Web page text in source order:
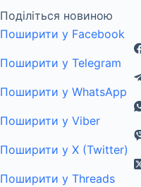
Поділіться новиною
Поширити у Facebook
Поширити у Telegram
Поширити у WhatsApp
Поширити у Viber
Поширити у X (Twitter)
Поширити у Threads